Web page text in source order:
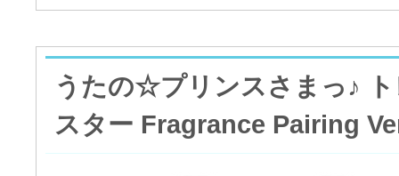
うたの☆プリンスさまっ♪
スター Fragrance Pairing